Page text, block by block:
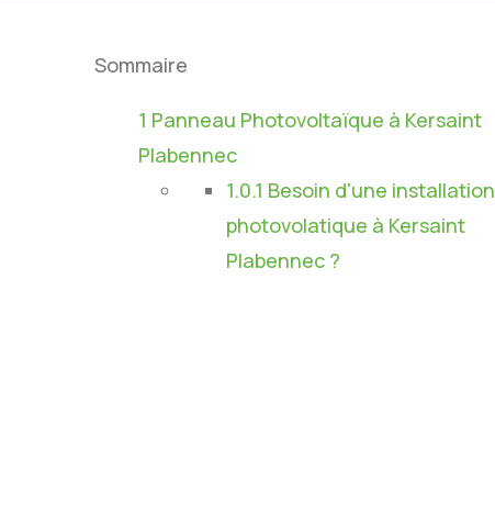
Sommaire
1 Panneau Photovoltaïque à Kersaint
Plabennec
1.0.1 Besoin d'une installation
photovolatique à Kersaint
Plabennec ?